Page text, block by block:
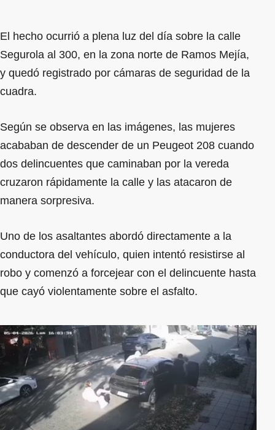
El hecho ocurrió a plena luz del día sobre la calle
Segurola al 300, en la zona norte de Ramos Mejía,
y quedó registrado por cámaras de seguridad de la
cuadra.
Según se observa en las imágenes, las mujeres
acababan de descender de un Peugeot 208 cuando
dos delincuentes que caminaban por la vereda
cruzaron rápidamente la calle y las atacaron de
manera sorpresiva.
Uno de los asaltantes abordó directamente a la
conductora del vehículo, quien intentó resistirse al
robo y comenzó a forcejear con el delincuente hasta
que cayó violentamente sobre el asfalto.